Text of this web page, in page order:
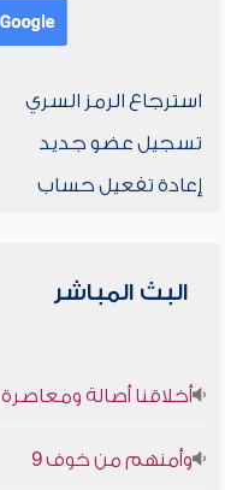
استرجاع الرمز السري
تسجيل عضو جديد
إعادة تفعيل حساب
البث المباشر
أخلاقنا أصالة ومعاصرة
وأمنهم من خوف 9